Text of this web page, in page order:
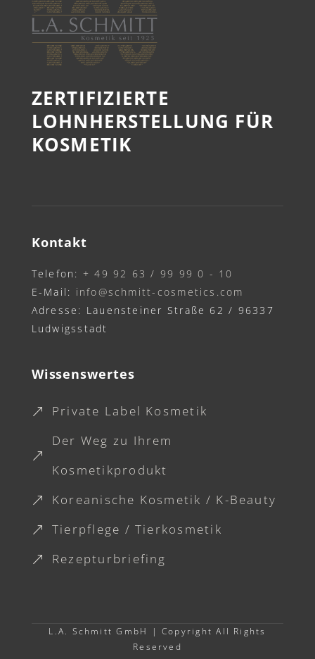
ZERTIFIZIERTE
LOHNHERSTELLUNG FÜR
KOSMETIK
Kontakt
Telefon: + 49 92 63 / 99 99 0 - 10
E-Mail: info@schmitt-cosmetics.com
Adresse: Lauensteiner Straße 62 / 96337
Ludwigsstadt
Wissenswertes
& Private Label Kosmetik
&
Der Weg zu Ihrem
Kosmetikprodukt
& Koreanische Kosmetik / K-Beauty
& Tierpflege / Tierkosmetik
& Rezepturbriefing
L.A. Schmitt GmbH | Copyright All Rights
Reserved